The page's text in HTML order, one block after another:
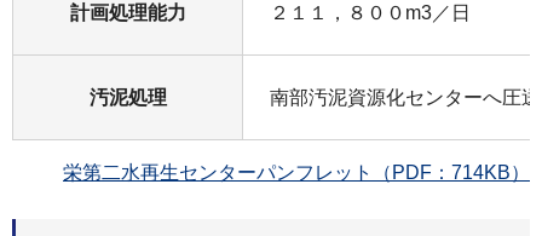
計画処理能力 ２１１，８００m3／日
汚泥処理 南部汚泥資源化センターへ圧
栄第二水再生センターパンフレット（PDF：714KB）